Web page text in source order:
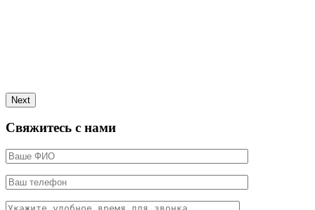
Next
Свяжитесь с нами